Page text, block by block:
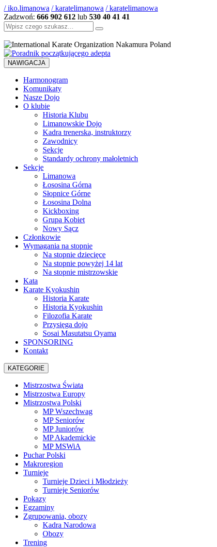
/ iko.limanowa / karatelimanowa / karatelimanowa
Zadzwoń: 666 902 612 lub 530 40 41 41
Szukaj:
NAWIGACJA
Harmonogram
Komunikaty
Nasze Dojo
O klubie
Historia Klubu
Limanowskie Dojo
Kadra trenerska, instruktorzy
Zawodnicy
Sekcje
Standardy ochrony małoletnich
Sekcje
Limanowa
Łososina Górna
Słopnice Górne
Łososina Dolna
Kickboxing
Grupa Kobiet
Nowy Sącz
Członkowie
Wymagania na stopnie
Na stopnie dziecięce
Na stopnie powyżej 14 lat
Na stopnie mistrzowskie
Kata
Karate Kyokushin
Historia Karate
Historia Kyokushin
Filozofia Karate
Przysięga dojo
Sosai Masutatsu Oyama
SPONSORING
Kontakt
KATEGORIE
Mistrzostwa Świata
Mistrzostwa Europy
Mistrzostwa Polski
MP Wszechwag
MP Seniorów
MP Juniorów
MP Akademickie
MP MSWiA
Puchar Polski
Makroregion
Turnieje
Turnieje Dzieci i Młodzieży
Turnieje Seniorów
Pokazy
Egzaminy
Zgrupowania, obozy
Kadra Narodowa
Obozy
Trening